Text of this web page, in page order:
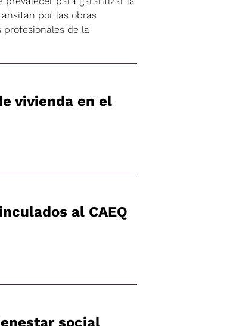
por las obras
profesionales de la
vivienda en el
al CAEQ
social